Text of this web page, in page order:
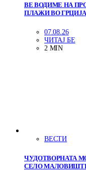
ВЕ ВОДИМЕ НА
ПЛАЖИ ВО
07.08.26
ЧИТАЈ БЕ
2 MIN
ВЕСТИ
ЧУДОТВОРНАТА
СЕЛО